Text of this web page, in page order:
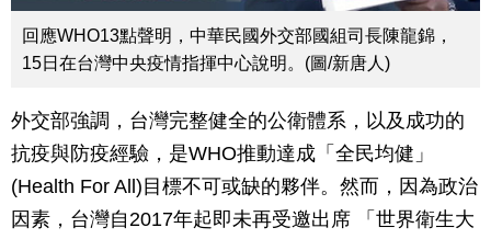
回應WHO13點聲明，中華民國外交部國組司長陳龍錦，
15日在台灣中央疫情指揮中心說明。(圖/新唐人)
外交部強調，台灣完整健全的公衛體系，以及成功的
抗疫與防疫經驗，是WHO推動達成「全民均健」
(Health For All)目標不可或缺的夥伴。然而，因為政治
因素，台灣自2017年起即未再受邀出席 「世界衛生大